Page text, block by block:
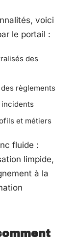
voici
le portail :
des
règlements
incidents
et métiers
fluide :
limpide,
à la